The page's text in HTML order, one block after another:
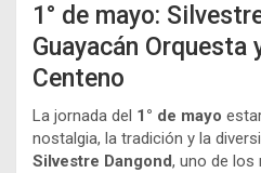
1° de mayo:
Guayacán Orquesta
Centeno
La jornada del 1° de mayo
nostalgia, la tradición y la
Silvestre Dangond, uno de los